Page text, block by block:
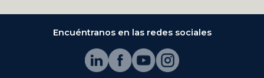
Encuéntranos en las redes sociales